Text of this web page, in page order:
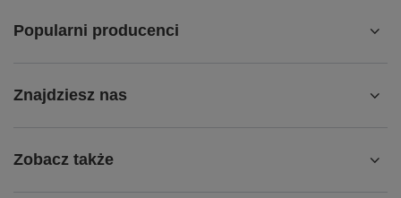
Popularni producenci
Znajdziesz nas
Zobacz także